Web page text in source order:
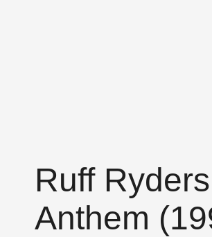
Ruff
Anthem